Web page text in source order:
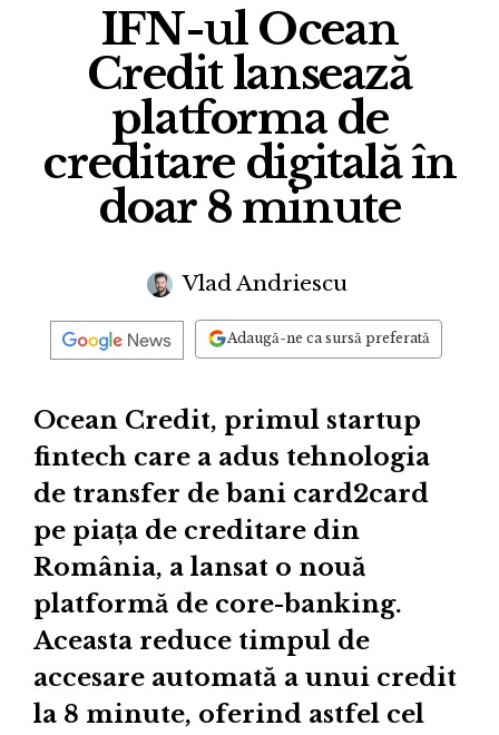
IFN-ul Ocean
Credit lansează
platforma de
creditare digitală în
doar 8 minute
Vlad Andriescu
Adaugă-ne ca sursă preferată
Ocean Credit, primul startup
fintech care a adus tehnologia
de transfer de bani card2card
pe piața de creditare din
România, a lansat o nouă
platformă de core-banking.
Aceasta reduce timpul de
accesare automată a unui credit
la 8 minute, oferind astfel cel